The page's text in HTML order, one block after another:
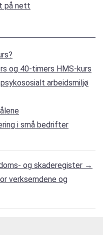
på nett
og 40-timers HMS-kurs
arbeidsmiljø
i små bedrifter
og skaderegister →
verksemdene og